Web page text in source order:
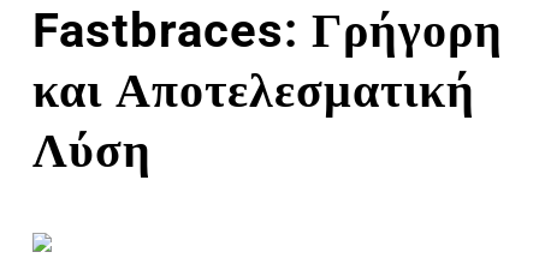
Fastbraces: Γρήγορη
και Αποτελεσματική
Λύση